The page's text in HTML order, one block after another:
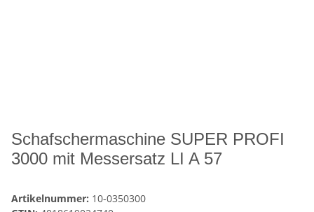
Schafschermaschine SUPER PROFI
3000 mit Messersatz LI A 57
Artikelnummer: 10-0350300